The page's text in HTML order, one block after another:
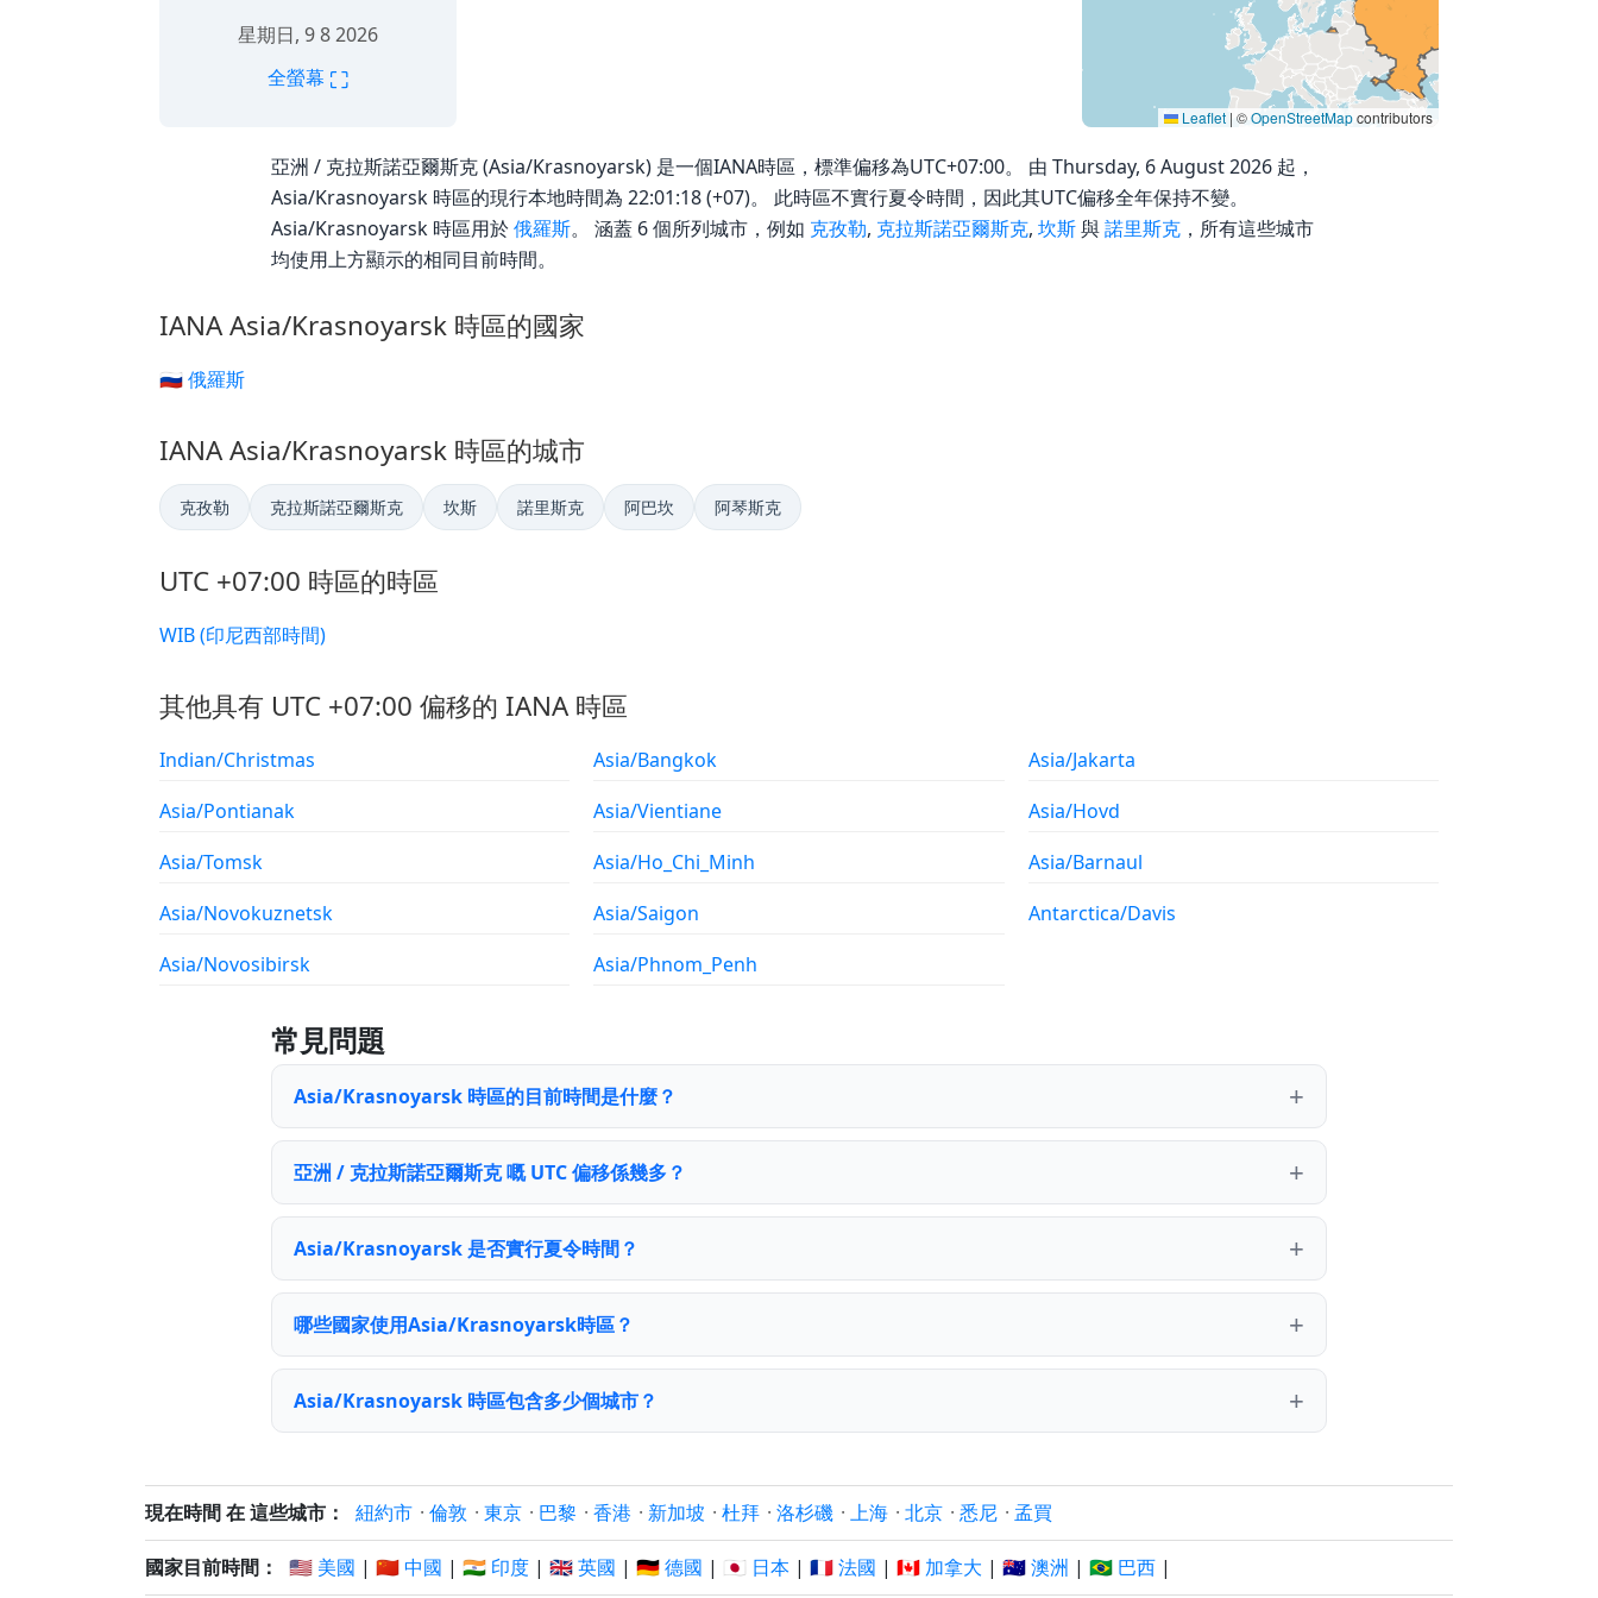
星期日, 9 8 2026
全螢幕 ⛶
Leaflet | ©OpenStreetMapcontributors
亞洲 / 克拉斯諾亞爾斯克 (Asia/Krasnoyarsk) 是一個IANA時區，標準偏移為UTC+07:00。 由 Thursday, 6 August 2026 起，
Asia/Krasnoyarsk 時區的現行本地時間為 22:01:18 (+07)。 此時區不實行夏令時間，因此其UTC偏移全年保持不變。
Asia/Krasnoyarsk 時區用於俄羅斯。 涵蓋 6 個所列城市，例如 克孜勒, 克拉斯諾亞爾斯克, 坎斯與諾里斯克 ，所有這些城市
均使用上方顯示的相同目前時間。
IANA Asia/Krasnoyarsk 時區的國家
🇷🇺 俄羅斯
IANA Asia/Krasnoyarsk 時區的城市
克孜勒 克拉斯諾亞爾斯克 坎斯 諾里斯克 阿巴坎 阿琴斯克
UTC +07:00 時區的時區
WIB (印尼西部時間)
其他具有 UTC +07:00 偏移的 IANA 時區
Indian/Christmas
Asia/Pontianak
Asia/Tomsk
Asia/Novokuznetsk
Asia/Novosibirsk
Asia/Bangkok
Asia/Vientiane
Asia/Ho_Chi_Minh
Asia/Saigon
Asia/Phnom_Penh
Asia/Jakarta
Asia/Hovd
Asia/Barnaul
Antarctica/Davis
常見問題
Asia/Krasnoyarsk 時區的目前時間是什麼？
亞洲 / 克拉斯諾亞爾斯克 嘅 UTC 偏移係幾多？
Asia/Krasnoyarsk 是否實行夏令時間？
哪些國家使用Asia/Krasnoyarsk時區？
Asia/Krasnoyarsk 時區包含多少個城市？
現在時間 在 這些城市： 紐約市 · 倫敦 · 東京 · 巴黎 · 香港 · 新加坡 · 杜拜 · 洛杉磯 · 上海 · 北京 · 悉尼 · 孟買
國家目前時間： 🇺🇸 美國 | 🇨🇳 中國 | 🇮🇳 印度 | 🇬🇧 英國 | 🇩🇪 德國 | 🇯🇵 日本 | 🇫🇷 法國 | 🇨🇦 加拿大 | 🇦🇺 澳洲 | 🇧🇷 巴西 |